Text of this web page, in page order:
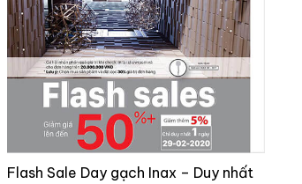
Flash Sale Day gạch Inax – Duy nhất